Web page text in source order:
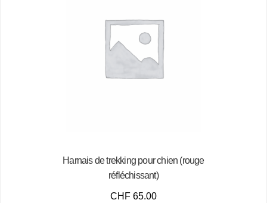
Harnais de trekking pour chien (rouge
réfléchissant)
CHF 65.00